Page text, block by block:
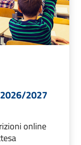
2027
online